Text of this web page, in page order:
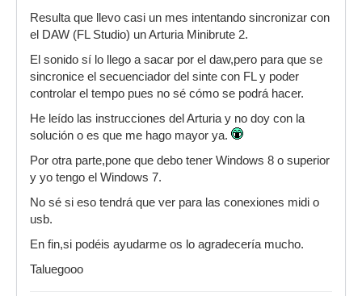
Resulta que llevo casi un mes intentando sincronizar con
el DAW (FL Studio) un Arturia Minibrute 2.
El sonido sí lo llego a sacar por el daw,pero para que se
sincronice el secuenciador del sinte con FL y poder
controlar el tempo pues no sé cómo se podrá hacer.
He leído las instrucciones del Arturia y no doy con la
solución o es que me hago mayor ya.
Por otra parte,pone que debo tener Windows 8 o superior
y yo tengo el Windows 7.
No sé si eso tendrá que ver para las conexiones midi o
usb.
En fin,si podéis ayudarme os lo agradecería mucho.
Taluegooo